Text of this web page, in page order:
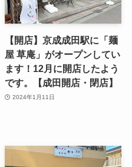
【開店】京成成田駅に「麺
屋 草庵」がオープンしてい
ます！12月に開店したよう
です。【成田開店・閉店】
2024年1月11日